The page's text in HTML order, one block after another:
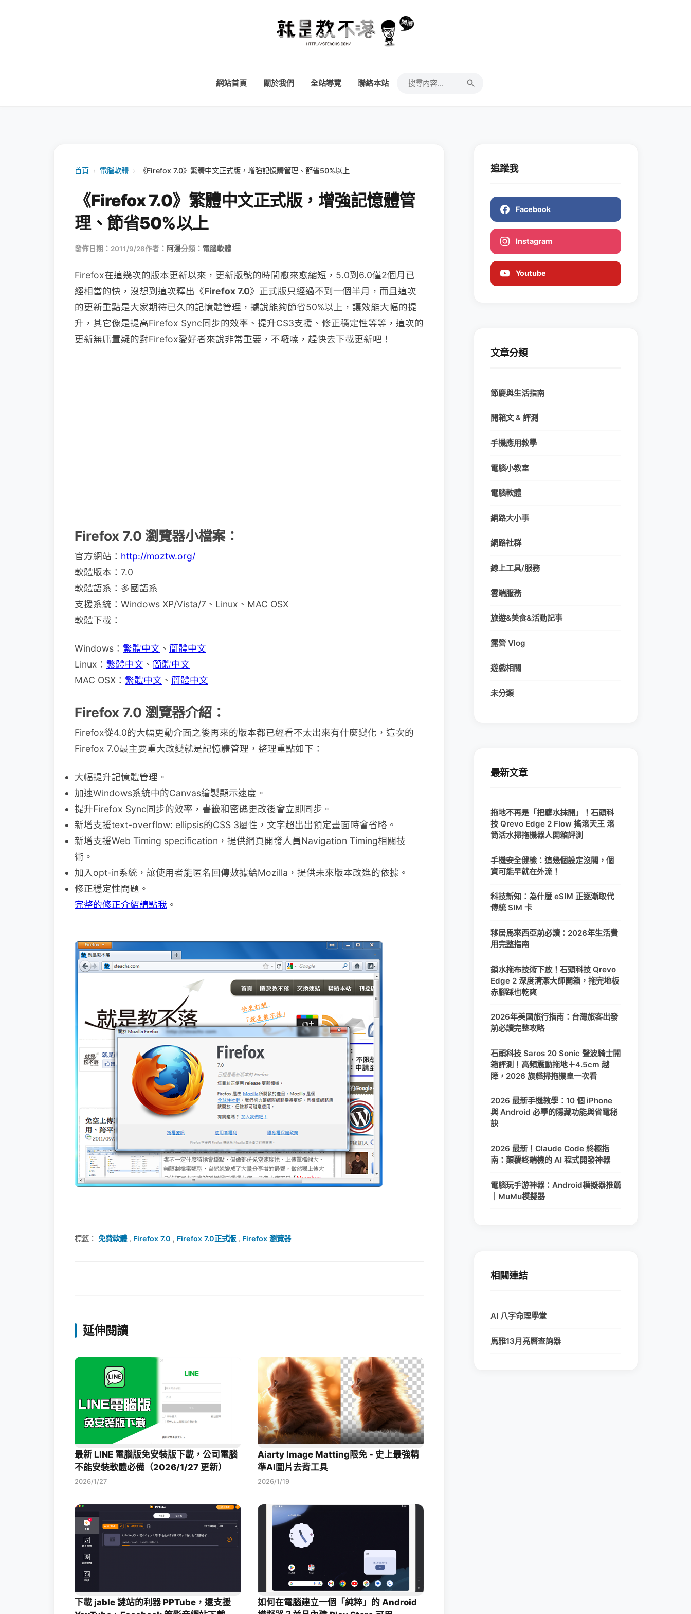
網站首頁 關於我們 全站導覽 聯絡本站
首頁 › 電腦軟體 › 《Firefox 7.0》繁體中文正式版，增強記憶體管理、節省50%以上
《Firefox 7.0》繁體中文正式版，增強記憶體管
理、節省50%以上
發佈日期：2011/9/28作者： 阿湯分類： 電腦軟體
Firefox在這幾次的版本更新以來，更新版號的時間愈來愈縮短，5.0到6.0僅2個月已
經相當的快，沒想到這次釋出《Firefox 7.0》正式版只經過不到一個半月，而且這次
的更新重點是大家期待已久的記憶體管理，據說能夠節省50%以上，讓效能大幅的提
升，其它像是提高Firefox Sync同步的效率、提升CS3支援、修正穩定性等等，這次的
更新無庸置疑的對Firefox愛好者來說非常重要，不囉嗦，趕快去下載更新吧！
Firefox 7.0 瀏覽器小檔案：
官方網站： http://moztw.org/
軟體版本：7.0
軟體語系：多國語系
支援系統：Windows XP/Vista/7、Linux、MAC OSX
軟體下載：
Windows： 繁體中文 、 簡體中文
Linux： 繁體中文 、 簡體中文
MAC OSX： 繁體中文 、 簡體中文
Firefox 7.0 瀏覽器介紹：
Firefox從4.0的大幅更動介面之後再來的版本都已經看不太出來有什麼變化，這次的
Firefox 7.0最主要重大改變就是記憶體管理，整理重點如下：
大幅提升記憶體管理。
加速Windows系統中的Canvas繪製顯示速度。
提升Firefox Sync同步的效率，書籤和密碼更改後會立即同步。
新增支援text-overflow: ellipsis的CSS 3屬性，文字超出出預定畫面時會省略。
新增支援Web Timing specification，提供網頁開發人員Navigation Timing相關技
術。
加入opt-in系統，讓使用者能匿名回傳數據給Mozilla，提供未來版本改進的依據。
修正穩定性問題。
完整的修正介紹請點我 。
標籤： 免費軟體, Firefox 7.0 , Firefox 7.0正式版 , Firefox 瀏覽器
延伸閱讀
最新 LINE 電腦版免安裝版下載，公司電腦
不能安裝軟體必備（2026/1/27 更新）
2026/1/27
Aiarty Image Matting限免 - 史上最強精
準AI圖片去背工具
2026/1/19
下載 jable 謎站的利器 PPTube，還支援
如何在電腦建立一個「純粹」的 Android
追蹤我
Facebook
Instagram
Youtube
文章分類
節慶與生活指南
開箱文 & 評測
手機應用教學
電腦小教室
電腦軟體
網路大小事
網路社群
線上工具/服務
雲端服務
旅遊&美食&活動記事
露營 Vlog
遊戲相關
未分類
最新文章
拖地不再是「把髒水抹開」！石頭科
技 Qrevo Edge 2 Flow 搖滾天王 滾
筒活水掃拖機器人開箱評測
手機安全健檢：這幾個設定沒關，個
資可能早就在外流！
科技新知：為什麼 eSIM 正逐漸取代
傳統 SIM 卡
移居馬來西亞前必讀：2026年生活費
用完整指南
鎖水拖布技術下放！石頭科技 Qrevo
Edge 2 深度清潔大師開箱，拖完地板
赤腳踩也乾爽
2026年美國旅行指南：台灣旅客出發
前必讀完整攻略
石頭科技 Saros 20 Sonic 聲波騎士開
箱評測！高頻震動拖地＋4.5cm 越
障，2026 旗艦掃拖機皇一次看
2026 最新手機教學：10 個 iPhone
與 Android 必學的隱藏功能與省電秘
訣
2026 最新！Claude Code 終極指
南：顛覆終端機的 AI 程式開發神器
電腦玩手游神器：Android模擬器推薦
｜MuMu模擬器
相關連結
AI 八字命理學堂
馬雅13月亮曆查詢器